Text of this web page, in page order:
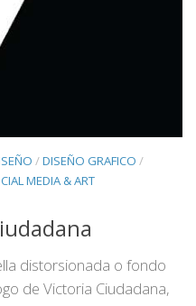
/DISEÑO GRAFICO /
MEDIA & ART
distorsionada o fondo
de Victoria Ciudadana,